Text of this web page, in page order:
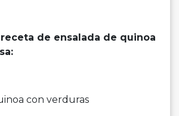
de ensalada de quinoa
con verduras